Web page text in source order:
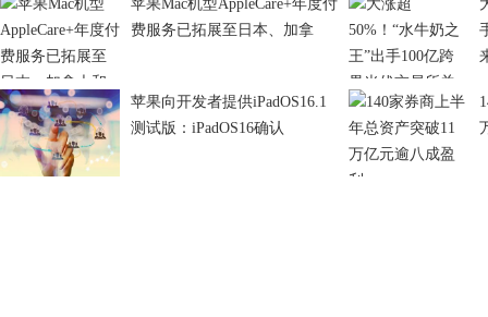
苹果Mac机型AppleCare+年度付
费服务已拓展至日本、加拿
苹果向开发者提供iPadOS16.1
测试版：iPadOS16确认